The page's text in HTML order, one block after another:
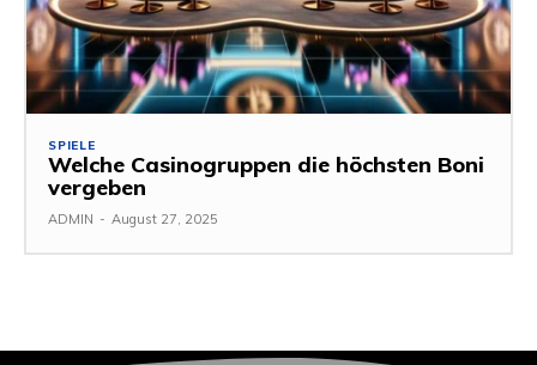
SPIELE
Welche Casinogruppen die höchsten Boni
vergeben
ADMIN - August 27, 2025